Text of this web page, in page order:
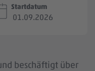
Startdatum
01.09.2026
beschäftigt über